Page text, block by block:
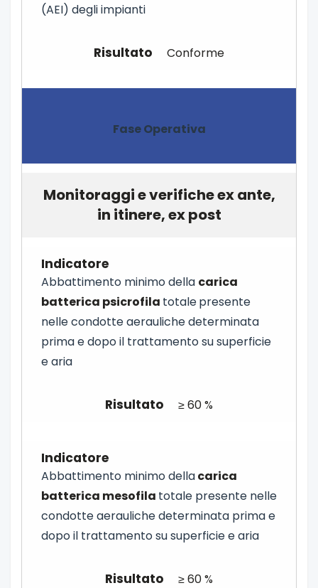
(AEI) degli impianti
Conforme
Fase Operativa
Monitoraggi e verifiche ex ante,
in itinere, ex post
Abbattimento minimo della carica
batterica psicrofila totalepresente
nelle condotte aerauliche determinata
prima e dopo il trattamento su superficie
e aria
≥ 60 %
Abbattimento minimo dellacarica
batterica mesofila totale presente nelle
condotte aerauliche determinata prima e
dopo il trattamento su superficie e aria
≥ 60 %